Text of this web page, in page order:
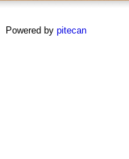
Powered by pitecan